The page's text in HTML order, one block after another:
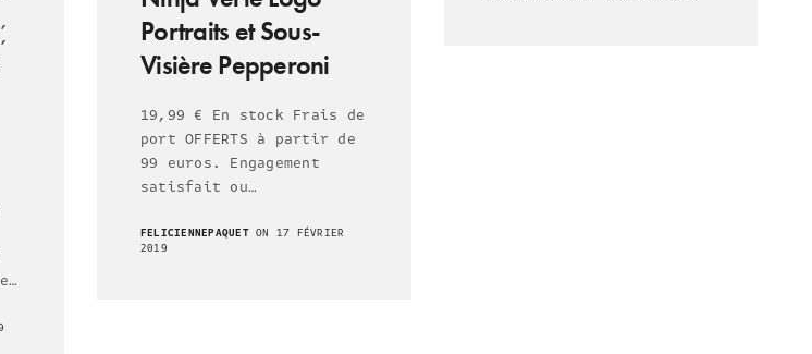
,
,
Portraits et Sous-
Visière Pepperoni
19,99 € En stock Frais de
port OFFERTS à partir de
99 euros. Engagement
satisfait ou…
FELICIENNEPAQUETON 17 FÉVRIER
2019